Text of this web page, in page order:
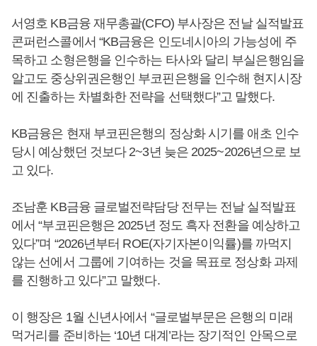
서영호 KB금융 재무총괄(CFO) 부사장은 전날 실적발표
콘퍼런스콜에서 “KB금융은 인도네시아의 가능성에 주
목하고 소형은행을 인수하는 타사와 달리 부실은행임을
알고도 중상위권은행인 부코핀은행을 인수해 현지시장
에 진출하는 차별화한 전략을 선택했다”고 말했다.
KB금융은 현재 부코핀은행의 정상화 시기를 애초 인수
당시 예상했던 것보다 2~3년 늦은 2025~2026년으로 보
고 있다.
조남훈 KB금융 글로벌전략담당 전무는 전날 실적발표
에서 “부코핀은행은 2025년 정도 흑자 전환을 예상하고
있다”며 “2026년부터 ROE(자기자본이익률)를 까먹지
않는 선에서 그룹에 기여하는 것을 목표로 정상화 과제
를 진행하고 있다”고 말했다.
이 행장은 1월 신년사에서 “글로벌부문은 은행의 미래
먹거리를 준비하는 ‘10년 대계’라는 장기적인 안목으로